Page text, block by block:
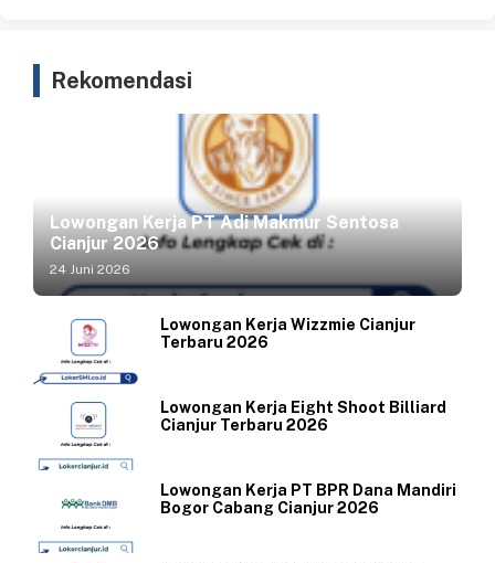
Rekomendasi
Lowongan Kerja PT Adi Makmur Sentosa
Cianjur 2026
24 Juni 2026
Lowongan Kerja Wizzmie Cianjur
Terbaru 2026
Lowongan Kerja Eight Shoot Billiard
Cianjur Terbaru 2026
Lowongan Kerja PT BPR Dana Mandiri
Bogor Cabang Cianjur 2026